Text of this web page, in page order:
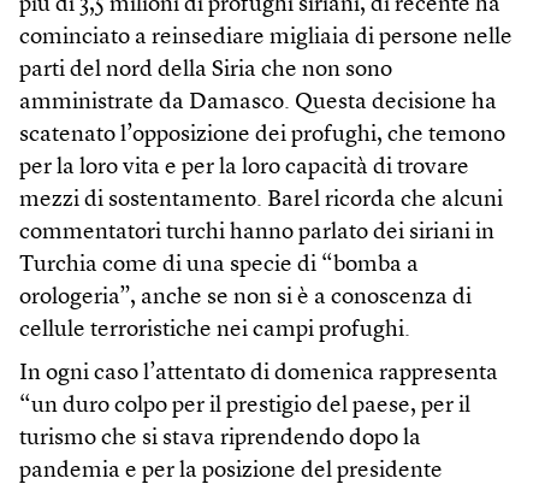
più di 3,5 milioni di profughi siriani, di recente ha
cominciato a reinsediare migliaia di persone nelle
parti del nord della Siria che non sono
amministrate da Damasco. Questa decisione ha
scatenato l’opposizione dei profughi, che temono
per la loro vita e per la loro capacità di trovare
mezzi di sostentamento. Barel ricorda che alcuni
commentatori turchi hanno parlato dei siriani in
Turchia come di una specie di “bomba a
orologeria”, anche se non si è a conoscenza di
cellule terroristiche nei campi profughi.
In ogni caso l’attentato di domenica rappresenta
“un duro colpo per il prestigio del paese, per il
turismo che si stava riprendendo dopo la
pandemia e per la posizione del presidente